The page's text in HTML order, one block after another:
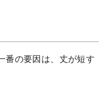
番の要因は、丈が短す